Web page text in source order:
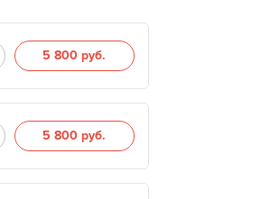
5 800 руб.
5 800 руб.